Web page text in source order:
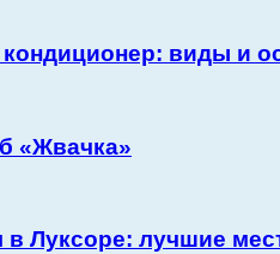
виды и
«Жвачка»
в Луксоре: лучшие